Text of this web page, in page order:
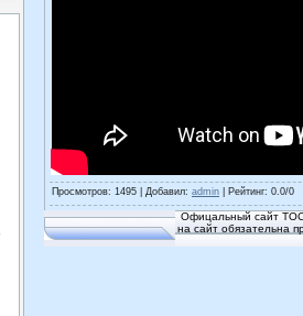
Просмотров: 1495 | Добавил: admin Рейтинг: 0.0/0
Офицальный сайт
на сайт обязательна